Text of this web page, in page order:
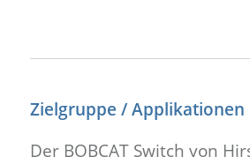
Zielgruppe / Applikationen
Der BOBCAT Switch von